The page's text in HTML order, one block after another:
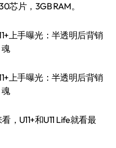
片，3GB RAM。
U11+和U11 Life就看最